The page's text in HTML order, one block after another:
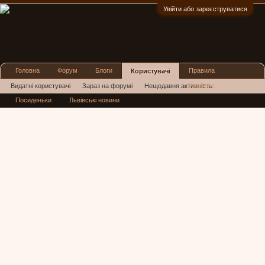
Увійти або зареєструватися
Головна Форум Блоги Користувачі
Видатні користувачі Зараз на форумі Нещодавня активність
Нові повідомлення профілю
Правила
Реклама
Посиденьки Львівські новини